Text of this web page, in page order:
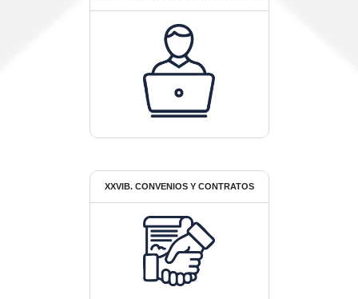
XXVIB. CONVENIOS Y CONTRATOS